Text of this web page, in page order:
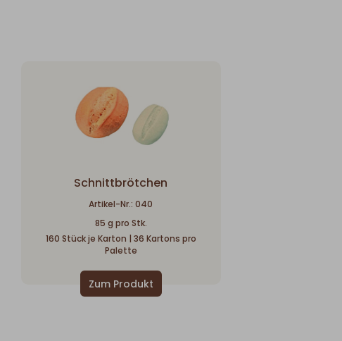
Schnittbrötchen
Artikel-Nr.: 040
85 g pro Stk.
160 Stück je Karton | 36 Kartons pro
Palette